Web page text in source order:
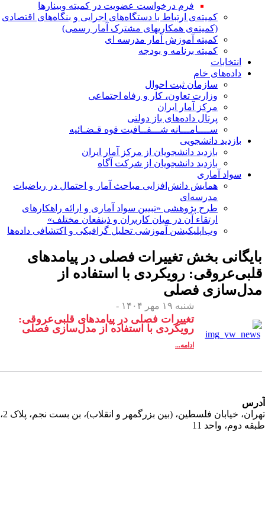
فرم درخواست عضویت در کمیته وبینارها
کمیته‌ی ارتباط با دستگاه‌های اجرایی و بنگاه‌های اقتصادی
(کمیته‌ی همکاریهای مشترک آمار رسمی)
کمیته آموزش آمار مدرسه ای
کمیته برنامه و بودجه
انتخابات
داده‌های خام
سازمان ثبت احوال
وزارت تعاون، کار و رفاه اجتماعی
مرکز آمار ایران
پرتال داده‌های باز دولتی
ســــامـــانه شـــفــافیت قوه قـضـائیه
بازدید دانشجویی
بازدید دانشجویان از مرکز آمار ایران
بازدید دانشجویان از شرکت آگاه
سواد آماری
همایش دانش‌افزایی مباحث آمار و احتمال در ریاضیات
مدرسه‌ای
طرح پژوهشی «تبیین سواد آماری و ارائه راهکارهای
ارتقاء آن در میان کاربران و ذینفعان مختلف»
وب‌اپلیکیشن آموزشی تحلیل گرافیکی و اکتشافی داده‌ها
بخشتغییرات فصلی در پیامدهای
رویکردی با استفاده از
فصلی
شنبه ۱۹ مهر ۱۴۰۴ -
تغییرات فصلی در پیامدهای قلبی‌عروقی:
رویکردی با استفاده از مدل‌سازی فصلی
ادامه...
تهران، خیابان فلسطین، (بین بزرگمهر و انقلاب)، بن بست نجم، پلاک 2،
دوم، واحد 11